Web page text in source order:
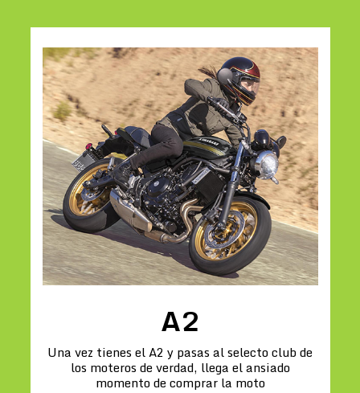
A2
Una vez tienes el A2 y pasas al selecto club de
los moteros de verdad, llega el ansiado
momento de comprar la moto